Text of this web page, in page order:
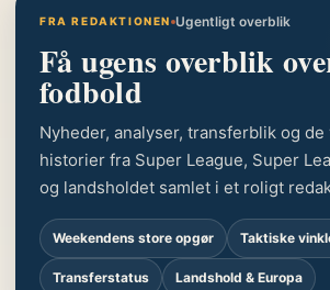
FRA REDAKTIONEN Ugentligt overblik
Få ugens overblik
fodbold
Nyheder, analyser, transferblik og
historier fra Super League, Super
og landsholdet samlet i et roligt
Weekendens store opgør Taktiske
Transferstatus Landshold & Europa